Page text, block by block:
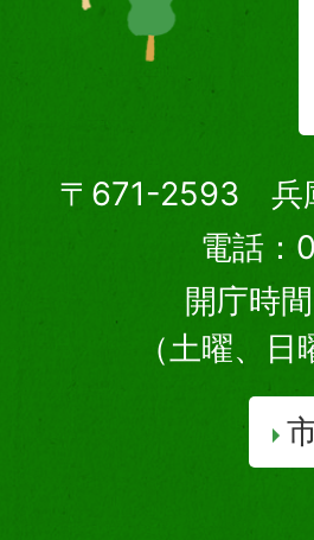
〒671-2593 兵
電話
開庁時
（土曜、